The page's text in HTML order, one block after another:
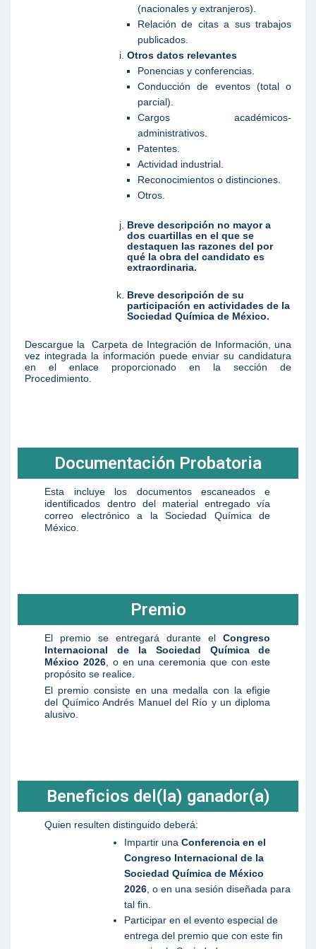
(nacionales y extranjeros).
Relación de citas a sus trabajos
publicados.
Otros datos relevantes
Ponencias y conferencias.
Conducción de eventos (total o
parcial).
Cargos académicos-
administrativos.
Patentes.
Actividad industrial.
Reconocimientos o distinciones.
Otros.
Breve descripción no mayor a
dos cuartillas en el que se
destaquen las razones del por
qué la obra del candidato es
extraordinaria.
Breve descripción de su
participación en actividades de la
Sociedad Química de México.
Descargue la Carpeta de Integración de Información , una
vez integrada la información puede enviar su candidatura
en el enlace proporcionado en la sección de
Procedimiento.
Documentación Probatoria
Esta incluye los documentos escaneados e
identificados dentro del material entregado vía
correo electrónico a la Sociedad Química de
México
Premio
El premio se entregará durante elCongreso
Internacional de la Sociedad Química de
México 2026, o en una ceremonia que con este
propósito se realice.
El premio consiste en una medalla con la efigie
del Químico Andrés Manuel del Río y un diploma
alusivo.
Beneficios del(la) ganador(a)
Quien resulten distinguido deberá:
Impartir unaConferencia en el
Congreso Internacional de la
Sociedad Química de México
2026, o en una sesión diseñada para
tal fin.
Participar en el evento especial de
entrega del premio que con este fin